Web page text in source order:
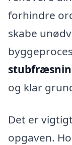
forhindre
skabe
og klar
Det er
opgaven.